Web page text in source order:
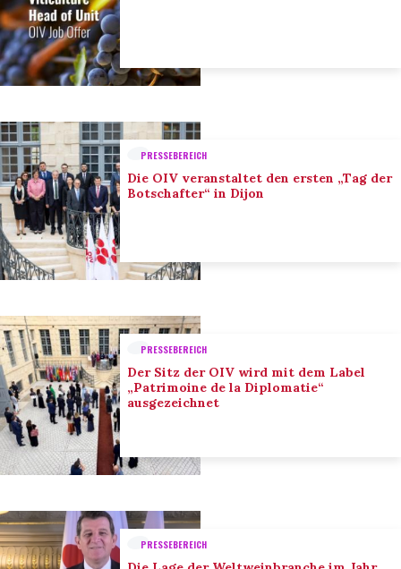
PRESSEBEREICH
Die OIV veranstaltet den ersten „Tag der
Botschafter“ in Dijon
PRESSEBEREICH
Der Sitz der OIV wird mit dem Label
„Patrimoine de la Diplomatie“
ausgezeichnet
PRESSEBEREICH